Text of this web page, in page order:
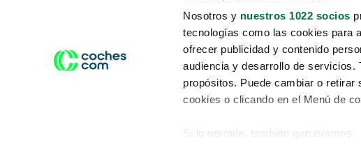
Nosotros y nuestros 1022 socios
tecnologías como las cookies para
ofrecer publicidad y contenido
audiencia y desarrollo de servicios.
propósitos. Puede cambiar o
cookies o clicando en el Menú de
Si lo permite, también quisiéramos:
Conduce tu futuro,
desata tu movilidad